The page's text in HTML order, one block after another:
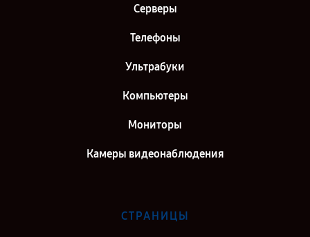
Серверы
Телефоны
Ультрабуки
Компьютеры
Мониторы
Камеры видеонаблюдения
СТРАНИЦЫ